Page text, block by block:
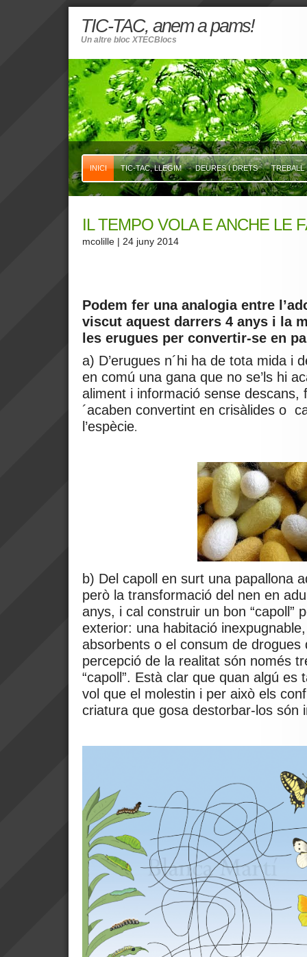
TIC-TAC, anem a pams!
Un altre bloc XTECBlocs
INICI TIC-TAC, LLEGIM DEURES I DRETS TREBALL
IL TEMPO VOLA E ANCHE LE
mcolille | 24 juny 2014
Podem fer una analogia entre
viscut aquest darrers 4 anys i la
les erugues per convertir-se en
a) D’erugues n´hi ha de tota mida i
en comú una gana que no se’ls hi
aliment i informació sense descans,
´acaben convertint en crisàlides o
l’espècie.
b) Del capoll en surt una papallona
però la transformació del nen en
anys, i cal construir un bon “capoll”
exterior: una habitació
absorbents o el consum de drogues
percepció de la realitat són només
“capoll”. Està clar que quan algú es
vol que el molestin i per això els
criatura que gosa destorbar-los són